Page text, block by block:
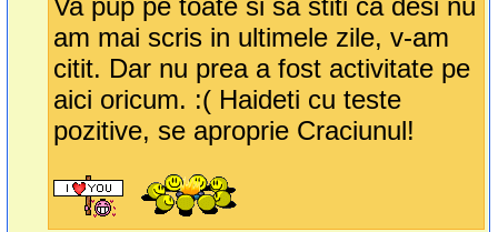
Va pup pe toate si sa stiti ca desi nu
am mai scris in ultimele zile, v-am
citit. Dar nu prea a fost activitate pe
aici oricum. :( Haideti cu teste
pozitive, se aproprie Craciunul!